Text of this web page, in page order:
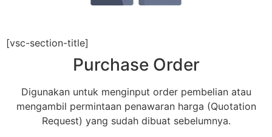
[vsc-section-title]
Purchase Order
Digunakan untuk menginput order pembelian atau
mengambil permintaan penawaran harga (Quotation
Request) yang sudah dibuat sebelumnya.